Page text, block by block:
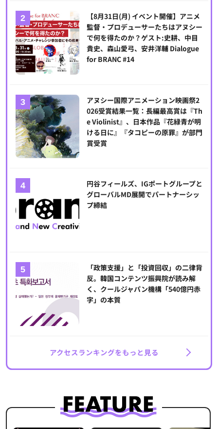
【8月31日(月) イベント開催】アニメ
監督・プロデューサーたちはアヌシー
で何を得たのか？ゲスト:史耕、中目
貴史、森山愛弓、安井洋輔 Dialogue
for BRANC #14
アヌシー国際アニメーション映画祭2
026受賞結果一覧：長編最高賞は『Th
e Violinist』、日本作品『花緑青が明
ける日に』『タコピーの原罪』が部門
賞受賞
円谷フィールズ、IGポートグループと
グローバルMD展開でパートナーシッ
プ締結
「政策支援」と「投資回収」の二律背
反。韓国コンテンツ振興院が読み解
く、クールジャパン機構「540億円赤
字」の本質
アクセスランキングをもっと見る